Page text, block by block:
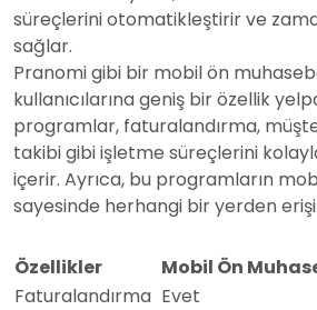
süreçlerini otomatikleştirir ve
sağlar.
Pranomi gibi bir mobil ön
kullanıcılarına geniş bir özellik
programlar, faturalandırma,
takibi gibi işletme süreçlerini
içerir. Ayrıca, bu programların
sayesinde herhangi bir yerden
Özellikler
Mobil Ön
Faturalandırma Evet